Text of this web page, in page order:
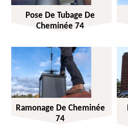
Pose De Tubage De
Cheminée 74
Ramonage De Cheminée
74